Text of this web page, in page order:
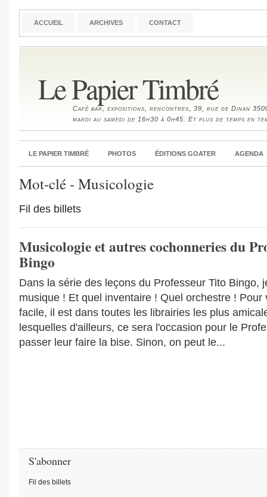
ACCUEIL ARCHIVES CONTACT
Le Papier Timbré
Café bar, expositions, rencontres, 39, rue de Dinan
mardi au samedi de 16h30 à 0h45. Et plus de temps en
LE PAPIER TIMBRÉ PHOTOS ÉDITIONS GOATER AGENDA
Mot-clé - Musicologie
Fil des billets
Musicologie et autres cochonneries du
Bingo
Dans la série des leçons du Professeur Tito Bingo,
musique ! Et quel inventaire ! Quel orchestre ! Pour
facile, il est dans toutes les librairies les plus
lesquelles d'ailleurs, ce sera l'occasion pour le
passer leur faire la bise. Sinon, on peut le...
S'abonner
Fil des billets